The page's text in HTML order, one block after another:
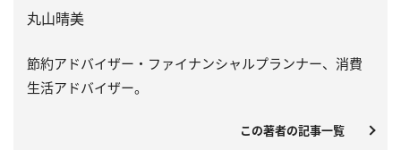
丸山晴美
節約アドバイザー・ファイナンシャルプランナー、消費
生活アドバイザー。
この著者の記事一覧